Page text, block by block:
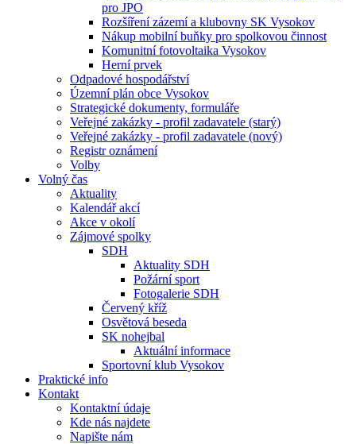
pro JPO
Rozšíření zázemí a klubovny SK Vysokov
Nákup mobilní buňky pro spolkovou činnost
Komunitní fotovoltaika Vysokov
Herní prvek
Odpadové hospodářství
Územní plán obce Vysokov
Strategické dokumenty, formuláře
Veřejné zakázky - profil zadavatele (starý)
Veřejné zakázky - profil zadavatele (nový)
Registr oznámení
Volby
Volný čas
Aktuality
Kalendář akcí
Akce v okolí
Zájmové spolky
SDH
Aktuality SDH
Požární sport
Fotogalerie SDH
Červený kříž
Osvětová beseda
SK nohejbal
Aktuální informace
Sportovní klub Vysokov
Praktické info
Kontakt
Kontaktní údaje
Kde nás najdete
Napište nám